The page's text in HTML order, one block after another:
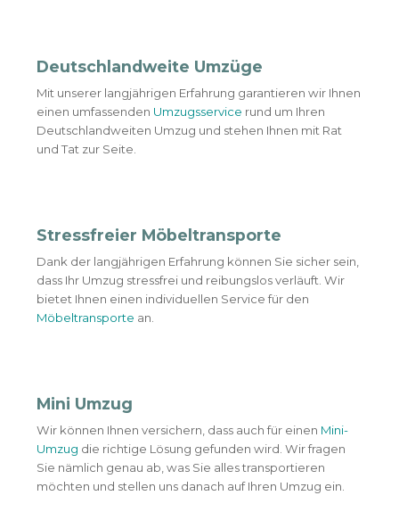
Deutschlandweite Umzüge
Mit unserer langjährigen Erfahrung garantieren wir Ihnen
einen umfassenden Umzugsservice rund um Ihren
Deutschlandweiten Umzug und stehen Ihnen mit Rat
und Tat zur Seite.
Stressfreier Möbeltransporte
Dank der langjährigen Erfahrung können Sie sicher sein,
dass Ihr Umzug stressfrei und reibungslos verläuft. Wir
bietet Ihnen einen individuellen Service für den
Möbeltransporte an.
Mini Umzug
Wir können Ihnen versichern, dass auch für einen Mini-
Umzug die richtige Lösung gefunden wird. Wir fragen
Sie nämlich genau ab, was Sie alles transportieren
möchten und stellen uns danach auf Ihren Umzug ein.